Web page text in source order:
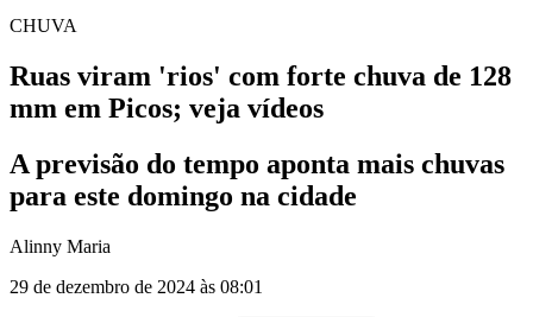
CHUVA
Ruas viram 'rios' com forte chuva de 128
mm em Picos; veja vídeos
A previsão do tempo aponta mais chuvas
para este domingo na cidade
Alinny Maria
29 de dezembro de 2024 às 08:01